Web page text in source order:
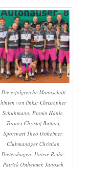
Die erfolgreiche Mannschaft
hinten von links: Christopher
Schuhmann, Pirmin Hänle,
Trainer Christof Büttner,
Sportwart Theo Ostheimer,
Clubmanager Christian
Dietershagen. Untere Reihe:
Patrick Ostheimer, Janosch